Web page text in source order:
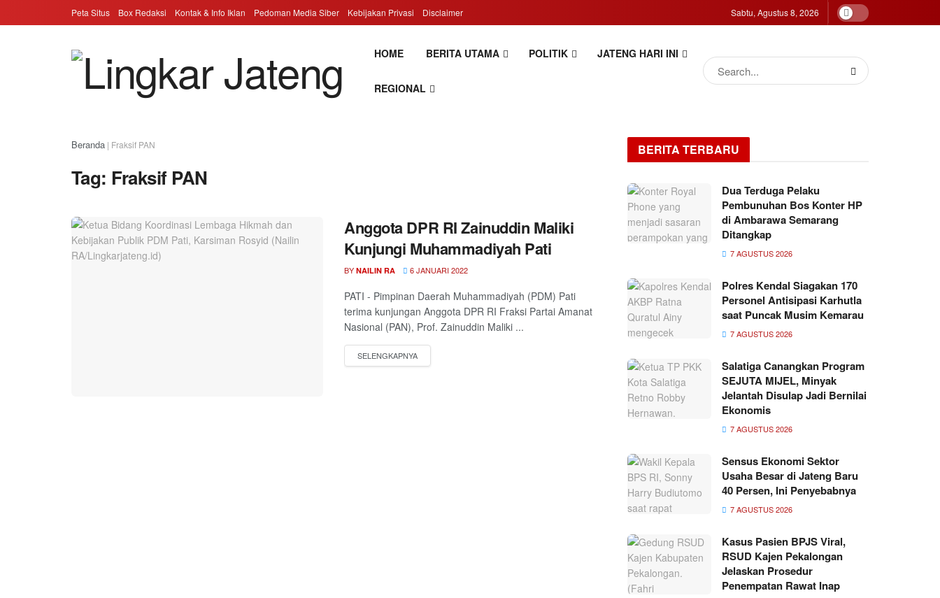
Peta Situs Box Redaksi Kontak & Info Iklan Pedoman Media Siber Kebijakan Privasi Disclaimer Sabtu, Agustus 8, 2026
HOME BERITA UTAMA POLITIK JATENG HARI INI
REGIONAL
Beranda | Fraksif PAN
Tag: Fraksif PAN
Anggota DPR RI Zainuddin Maliki
Kunjungi Muhammadiyah Pati
BY NAILIN RA 6 JANUARI 2022
PATI - Pimpinan Daerah Muhammadiyah (PDM) Pati
terima kunjungan Anggota DPR RI Fraksi Partai Amanat
Nasional (PAN), Prof. Zainuddin Maliki ...
BERITA TERBARU
Dua Terduga Pelaku
Pembunuhan Bos Konter HP
di Ambarawa Semarang
Ditangkap
7 AGUSTUS 2026
Polres Kendal Siagakan 170
Personel Antisipasi Karhutla
saat Puncak Musim Kemarau
7 AGUSTUS 2026
Salatiga Canangkan Program
SEJUTA MIJEL, Minyak
Jelantah Disulap Jadi Bernilai
Ekonomis
7 AGUSTUS 2026
Sensus Ekonomi Sektor
Usaha Besar di Jateng Baru
40 Persen, Ini Penyebabnya
7 AGUSTUS 2026
Kasus Pasien BPJS Viral,
RSUD Kajen Pekalongan
Jelaskan Prosedur
Penempatan Rawat Inap